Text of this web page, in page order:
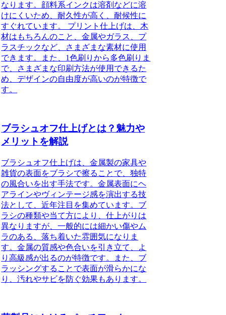
なります。顔料系インクは溶剤などに溶
けにくいため、耐久性が高く、耐候性に
すぐれています。 プリント仕上げは、木
材はもちろんのこと、金属やガラス、プ
ラスチックなど、さまざまな素材に使用
できます。また、1色刷りから多色刷りま
で、さまざまな印刷方法が使用できるた
め、デザインの自由度が高いのが特徴で
す。
ブラシュオフ仕上げとは？魅力や
メリットを解説
ブラシュオフ仕上げは、金属製の家具や
雑貨の表面をブラシで擦ることで、独特
の風合いを出す手法です。金属表面にヘ
アラインやヴィンテージ感を演出する技
法として、近年注目を集めています。ブ
ラシの種類や当て方により、仕上がりは
異なりますが、一般的には細かい傷やム
ラのある、落ち着いた雰囲気になりま
す。金属の質感や色合いを引き立て、よ
り高級感が出るのが特徴です。また、ブ
ラッシングすることで表面が滑らかにな
り、汚れやサビを防ぐ効果もあります。